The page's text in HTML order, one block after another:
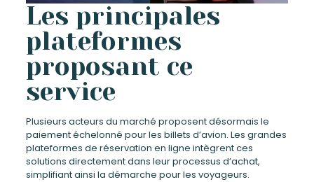
Les principales
plateformes
proposant ce
service
Plusieurs acteurs du marché proposent désormais le
paiement échelonné pour les billets d’avion. Les grandes
plateformes de réservation en ligne intègrent ces
solutions directement dans leur processus d’achat,
simplifiant ainsi la démarche pour les voyageurs.